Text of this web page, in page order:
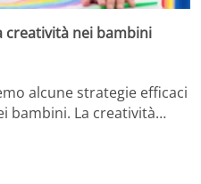
creatività nei bambini
alcune strategie efficaci
bambini. La creatività…